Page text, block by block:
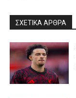
ΣΧΕΤΙΚΆ ΆΡΘΡΑ